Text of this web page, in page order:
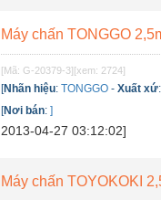
Máy chấn TONGGO
[Mã: G-20379-3][xem: 2724]
[Nhãn hiệu:TONGGO -Xuất xứ
[Nơi bán:]
2013-04-27 03:12:02]
Máy chấn TOYOKOKI